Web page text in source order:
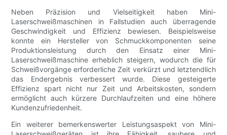
Neben Präzision und Vielseitigkeit haben Mini-
Laserschweißmaschinen in Fallstudien auch überragende
Geschwindigkeit und Effizienz bewiesen. Beispielsweise
konnte ein Hersteller von Schmuckkomponenten seine
Produktionsleistung durch den Einsatz einer Mini-
Laserschweißmaschine erheblich steigern, wodurch die für
Schweißvorgänge erforderliche Zeit verkürzt und letztendlich
das Endergebnis verbessert wurde. Diese gesteigerte
Effizienz spart nicht nur Zeit und Arbeitskosten, sondern
ermöglicht auch kürzere Durchlaufzeiten und eine höhere
Kundenzufriedenheit.
Ein weiterer bemerkenswerter Leistungsaspekt von Mini-